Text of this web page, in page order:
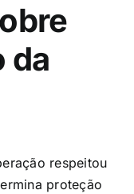
da
respeitou
proteção